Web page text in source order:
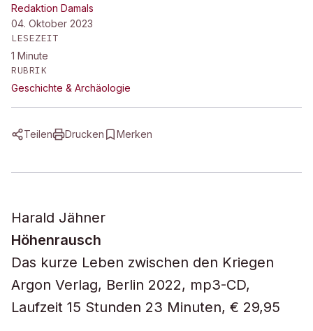
Redaktion Damals
04. Oktober 2023
LESEZEIT
1 Minute
RUBRIK
Geschichte & Archäologie
Teilen Drucken Merken
Harald Jähner
Höhenrausch
Das kurze Leben zwischen den Kriegen
Argon Verlag, Berlin 2022, mp3-CD,
Laufzeit 15 Stunden 23 Minuten, € 29,95